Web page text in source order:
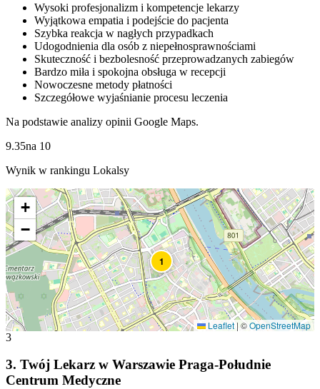
Wysoki profesjonalizm i kompetencje lekarzy
Wyjątkowa empatia i podejście do pacjenta
Szybka reakcja w nagłych przypadkach
Udogodnienia dla osób z niepełnosprawnościami
Skuteczność i bezbolesność przeprowadzanych zabiegów
Bardzo miła i spokojna obsługa w recepcji
Nowoczesne metody płatności
Szczegółowe wyjaśnianie procesu leczenia
Na podstawie analizy opinii Google Maps.
9.35na 10
Wynik w rankingu Lokalsy
1
+
−
Leaflet | ©OpenStreetMap
3
3. Twój Lekarz w Warszawie Praga-Południe
Centrum Medyczne